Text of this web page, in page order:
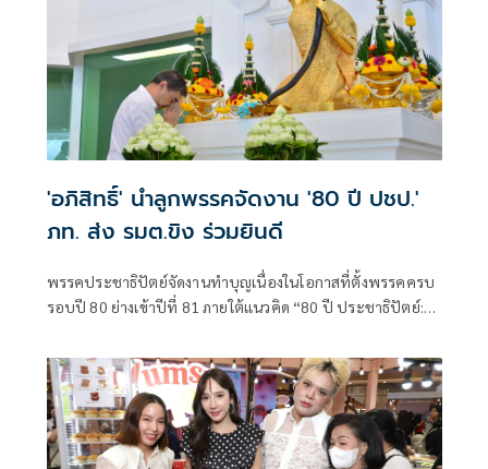
ICONSIAM อั้มได้เปิดใจถึงเรื่องนี้
'อภิสิทธิ์' นำลูกพรรคจัดงาน '80 ปี ปชป.'
ภท. ส่ง รมต.ขิง ร่วมยินดี
พรรคประชาธิปัตย์จัดงานทำบุญเนื่องในโอกาสที่ตั้งพรรคครบ
รอบปี 80 ย่างเข้าปีที่ 81 ภายใต้แนวคิด “80 ปี ประชาธิปัตย์: